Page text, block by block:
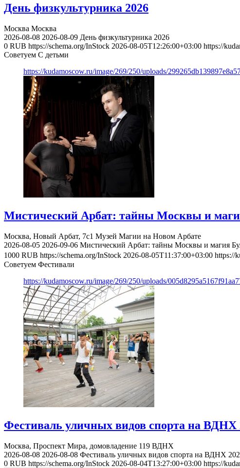
День физкультурника 2026
Москва Москва
2026-08-08 2026-08-09 День физкультурника 2026
0 RUB https://schema.org/InStock 2026-08-05T12:26:00+03:00 https://
Советуем С детьми
https://kudamoscow.ru/image/269/250/uploads/
Мистический Арбат: тайны Москвы и
Москва, Новый Арбат, 7с1 Музей Магии на Новом Арбате
2026-08-05 2026-09-06 Мистический Арбат: тайны Москвы и магия
1000 RUB https://schema.org/InStock 2026-08-05T11:37:00+03:00 https://
Советуем Фестивали
https://kudamoscow.ru/image/269/250/uploads/
Фестиваль уличных видов спорта на ВДНХ
Москва, Проспект Мира, домовладение 119 ВДНХ
2026-08-08 2026-08-08 Фестиваль уличных видов спорта на ВДНХ
0 RUB https://schema.org/InStock 2026-08-04T13:27:00+03:00 https://